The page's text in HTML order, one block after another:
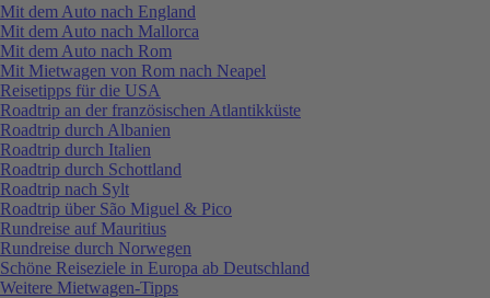
Mit dem Auto nach England
Mit dem Auto nach Mallorca
Mit dem Auto nach Rom
Mit Mietwagen von Rom nach Neapel
Reisetipps für die USA
Roadtrip an der französischen Atlantikküste
Roadtrip durch Albanien
Roadtrip durch Italien
Roadtrip durch Schottland
Roadtrip nach Sylt
Roadtrip über São Miguel & Pico
Rundreise auf Mauritius
Rundreise durch Norwegen
Schöne Reiseziele in Europa ab Deutschland
Weitere Mietwagen-Tipps